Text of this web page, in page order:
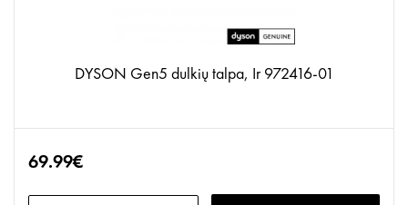
DYSON Gen5 dulkių talpa, Ir 972416-01
69.99€